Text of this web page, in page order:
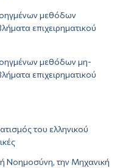
μεθόδων
επιχειρηματικού
μεθόδων μη-
επιχειρηματικού
του ελληνικού
Νοημοσύνη, την Μηχανική